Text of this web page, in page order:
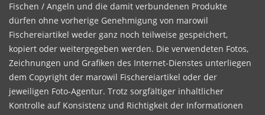
Fischen / Angeln und die damit verbundenen Produkte
dürfen ohne vorherige Genehmigung von marowil
Fischereiartikel weder ganz noch teilweise gespeichert,
kopiert oder weitergegeben werden. Die verwendeten Fotos,
Zeichnungen und Grafiken des Internet-Dienstes unterliegen
dem Copyright der marowil Fischereiartikel oder der
jeweiligen Foto-Agentur. Trotz sorgfältiger inhaltlicher
Kontrolle auf Konsistenz und Richtigkeit der Informationen